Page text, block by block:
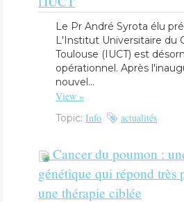
Le Pr André Syrota élu
L'Institut Universitaire du
Toulouse (IUCT) est
opérationnel. Après
nouvel...
View »
Topic: Info actualités
​Cancer du poumon :
génétique qui répond très
une thérapie ciblée